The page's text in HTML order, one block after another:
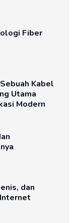
Fiber
Kabel
Utama
Modern
dan